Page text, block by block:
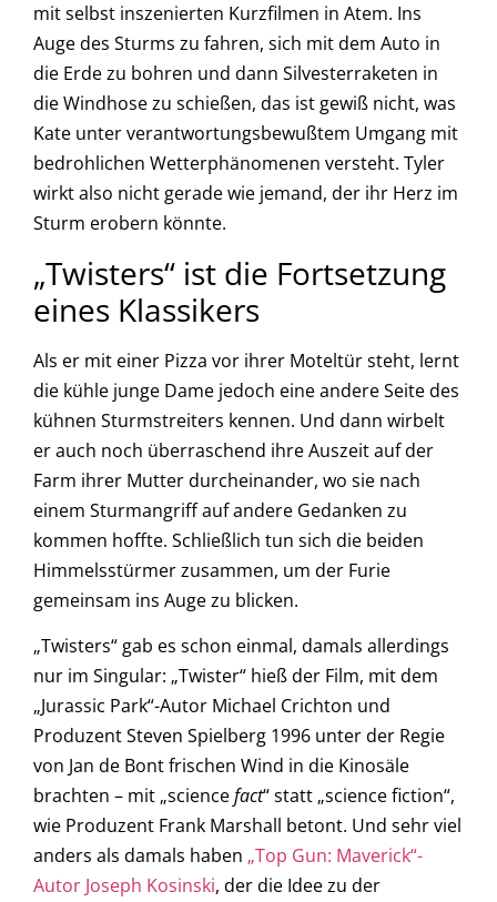
mit selbst inszenierten Kurzfilmen in Atem. Ins
Auge des Sturms zu fahren, sich mit dem Auto in
die Erde zu bohren und dann Silvesterraketen in
die Windhose zu schießen, das ist gewiß nicht, was
Kate unter verantwortungsbewußtem Umgang mit
bedrohlichen Wetterphänomenen versteht. Tyler
wirkt also nicht gerade wie jemand, der ihr Herz im
Sturm erobern könnte.
„Twisters“ ist die Fortsetzung
eines Klassikers
Als er mit einer Pizza vor ihrer Moteltür steht, lernt
die kühle junge Dame jedoch eine andere Seite des
kühnen Sturmstreiters kennen. Und dann wirbelt
er auch noch überraschend ihre Auszeit auf der
Farm ihrer Mutter durcheinander, wo sie nach
einem Sturmangriff auf andere Gedanken zu
kommen hoffte. Schließlich tun sich die beiden
Himmelsstürmer zusammen, um der Furie
gemeinsam ins Auge zu blicken.
„Twisters“ gab es schon einmal, damals allerdings
nur im Singular: „Twister“ hieß der Film, mit dem
„Jurassic Park“-Autor Michael Crichton und
Produzent Steven Spielberg 1996 unter der Regie
von Jan de Bont frischen Wind in die Kinosäle
brachten – mit „sciencefact“ statt „science fiction“,
wie Produzent Frank Marshall betont. Und sehr viel
anders als damals haben „Top Gun: Maverick“-
Autor Joseph Kosinski, der die Idee zu der